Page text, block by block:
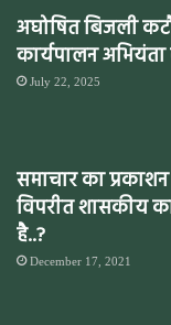
अघोषित बिजली
कार्यपालन
July 22, 2025
समाचार का
विपरीत शासकीय
है..?
December 17, 2021